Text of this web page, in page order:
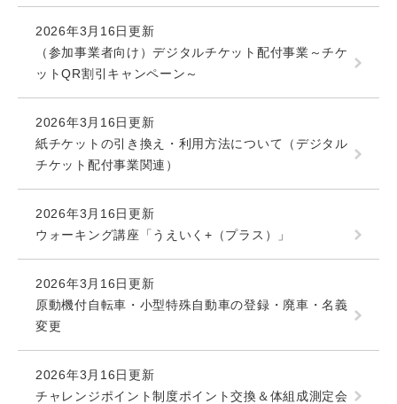
2026年3月16日更新
（参加事業者向け）デジタルチケット配付事業～チケ
ットQR割引キャンペーン～
2026年3月16日更新
紙チケットの引き換え・利用方法について（デジタル
チケット配付事業関連）
2026年3月16日更新
ウォーキング講座「うえいく+（プラス）」
2026年3月16日更新
原動機付自転車・小型特殊自動車の登録・廃車・名義
変更
2026年3月16日更新
チャレンジポイント制度ポイント交換＆体組成測定会